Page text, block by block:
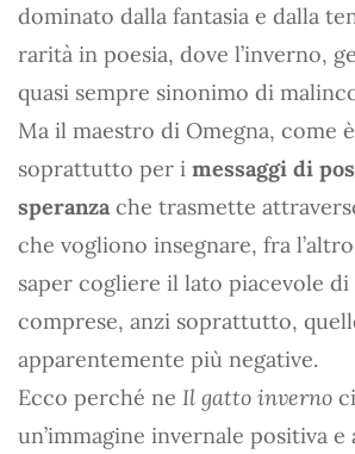
dominato dalla fantasia e dalla
rarità in poesia, dove l’inverno,
quasi sempre sinonimo di
Ma il maestro di Omegna, come
soprattutto per i messaggi di
speranza che trasmette
che vogliono insegnare, fra
saper cogliere il lato piacevole
comprese, anzi soprattutto,
apparentemente più negative.
Ecco perché ne Il gatto inverno
un’immagine invernale positiva